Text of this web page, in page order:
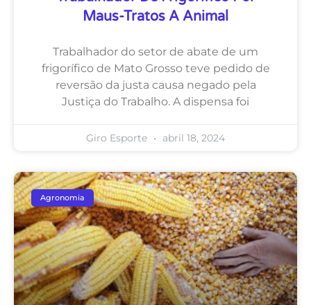
Maus-Tratos A Animal
Trabalhador do setor de abate de um
frigorífico de Mato Grosso teve pedido de
reversão da justa causa negado pela
Justiça do Trabalho. A dispensa foi
Giro Esporte abril 18, 2024
Agronomia